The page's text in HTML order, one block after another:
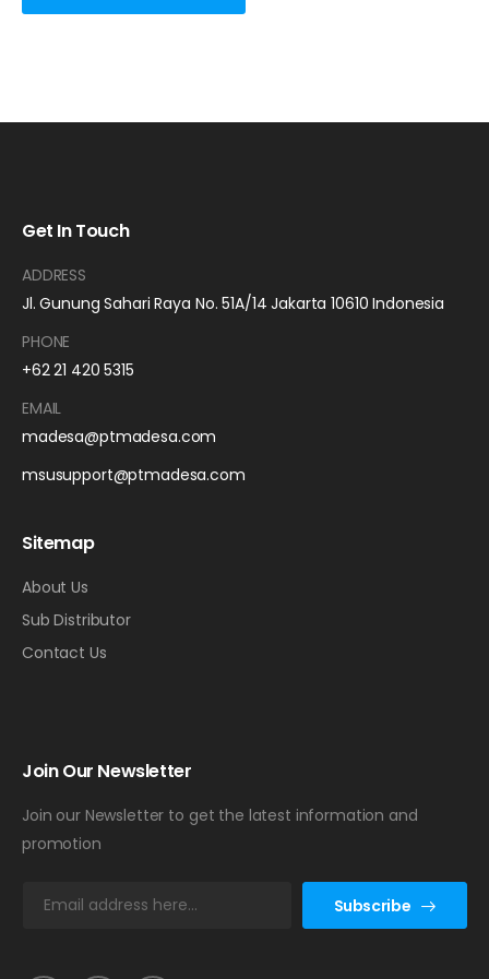
Get In Touch
ADDRESS
Jl. Gunung Sahari Raya No. 51A/14 Jakarta 10610 Indonesia
PHONE
+62 21 420 5315
EMAIL
madesa@ptmadesa.com
msusupport@ptmadesa.com
Sitemap
About Us
Sub Distributor
Contact Us
Join Our Newsletter
Join our Newsletter to get the latest information and
promotion
Subscribe